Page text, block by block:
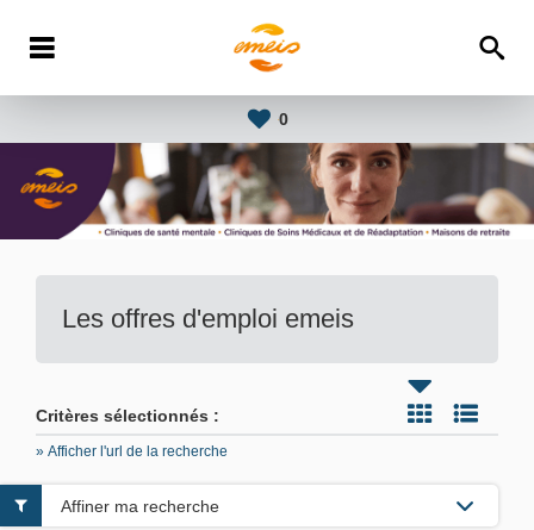
0
Les offres d'emploi emeis
Critères sélectionnés :
» Afficher l'url de la recherche
Affiner ma recherche